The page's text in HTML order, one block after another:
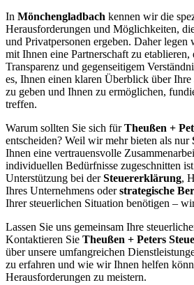
In Mönchengladbach kennen wir die
Herausforderungen und Möglichkeiten,
und Privatpersonen ergeben. Daher legen
mit Ihnen eine Partnerschaft zu etablieren,
Transparenz und gegenseitigem
es, Ihnen einen klaren Überblick über Ihre
zu geben und Ihnen zu ermöglichen,
treffen.
Warum sollten Sie sich fürTheußen +
entscheiden? Weil wir mehr bieten als nur
Ihnen eine vertrauensvolle
individuellen Bedürfnisse zugeschnitten
Unterstützung bei derSteuererklärung,
Ihres Unternehmens oderstrategische
Ihrer steuerlichen Situation benötigen –
Lassen Sie uns gemeinsam Ihre
Kontaktieren Sie Theußen + Peters
über unsere umfangreichen
zu erfahren und wie wir Ihnen helfen
Herausforderungen zu meistern.